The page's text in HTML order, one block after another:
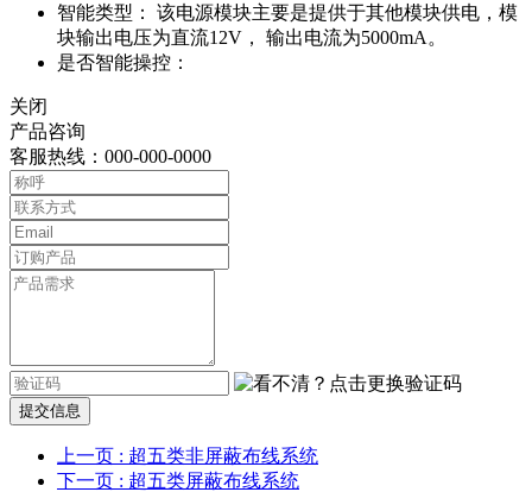
智能类型：
该电源模块主要是提供于其他模块供电，模
块输出电压为直流12V， 输出电流为5000mA。
是否智能操控：
关闭
产品咨询
客服热线：000-000-0000
提交信息
上一页 : 超五类非屏蔽布线系统
下一页 : 超五类屏蔽布线系统